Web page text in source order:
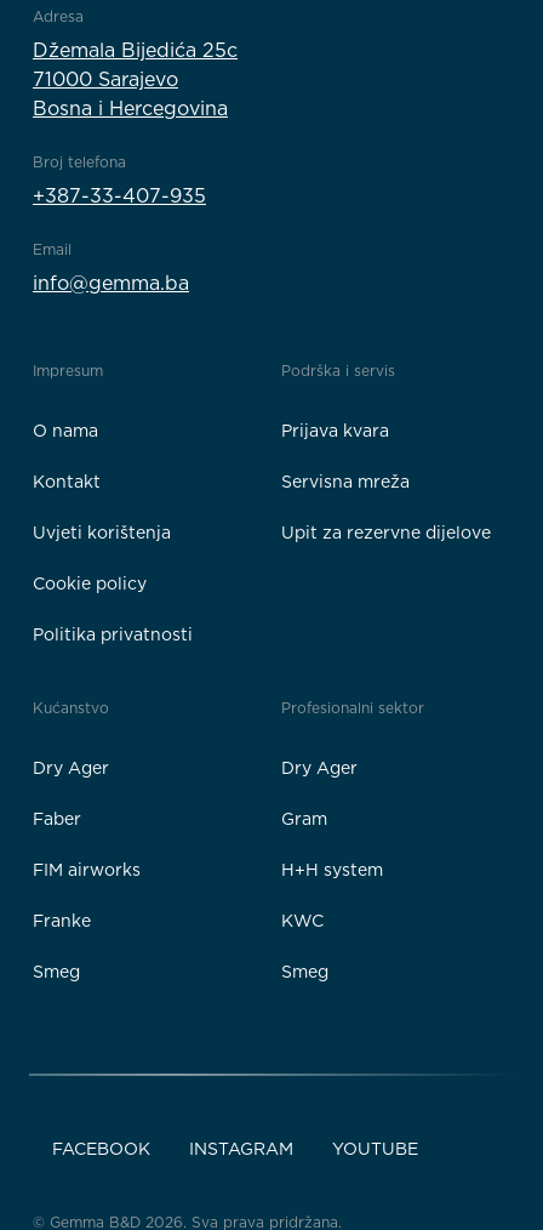
Adresa
Džemala Bijedića 25c
71000 Sarajevo
Bosna i Hercegovina
Broj telefona
+387-33-407-935
Email
info@gemma.ba
Impresum
O nama
Kontakt
Uvjeti korištenja
Cookie policy
Politika privatnosti
Podrška i servis
Prijava kvara
Servisna mreža
Upit za rezervne dijelove
Kućanstvo
Dry Ager
Faber
FIM airworks
Franke
Smeg
Profesionalni sektor
Dry Ager
Gram
H+H system
KWC
Smeg
FACEBOOK INSTAGRAM YOUTUBE
© Gemma B&D 2026. Sva prava pridržana.